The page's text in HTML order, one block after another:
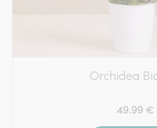
Orchidea
49.99 €